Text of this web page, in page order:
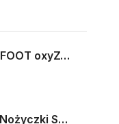
PHARM FOOT oxyZONE OIL 75% oliwy ozonowanej i smocza krew 15ml
Staleks Nożyczki SC-62/2